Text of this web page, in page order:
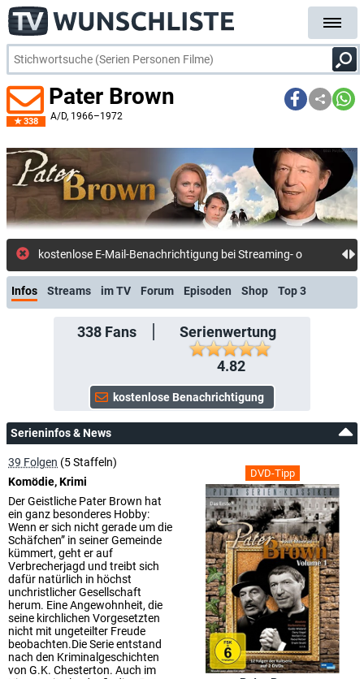
338
Pater Brown
A/D, 1966–1972
Infos Streams im TV Forum Episoden Shop Top 3
338Fans
Serienwertung
4.82
Serieninfos & News
DVD-Tipp
39 Folgen (5 Staffeln)
Komödie, Krimi
Der Geistliche Pater Brown hat
ein ganz besonderes Hobby:
Wenn er sich nicht gerade um die
Schäfchen” in seiner Gemeinde
kümmert, geht er auf
Verbrecherjagd und treibt sich
dafür natürlich in höchst
unchristlicher Gesellschaft
herum. Eine Angewohnheit, die
seine kirchlichen Vorgesetzten
nicht mit ungeteilter Freude
beobachten.Die Serie entstand
nach den Kriminalgeschichten
von G.K. Chesterton. Auch im